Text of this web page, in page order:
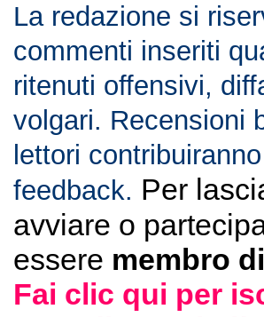
La redazione si
commenti inseriti
ritenuti offensivi,
volgari. Recensioni
lettori
feedback. Per
avviare o
essere membro
Fai clic qui per